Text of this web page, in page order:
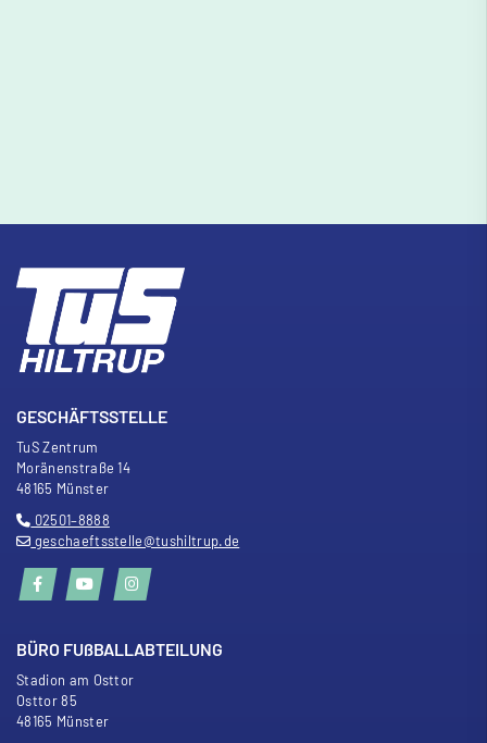
GESCHÄFTSSTELLE
TuS Zentrum
Moränenstraße 14
48165 Münster
02501–8888
geschaeftsstelle@tushiltrup.de
BÜRO FUßBALLABTEILUNG
Stadion am Osttor
Osttor 85
48165 Münster